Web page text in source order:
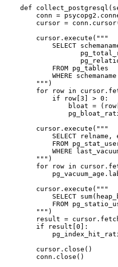
def
conn =
cursor =
        cursor.execute("""
SELECT
            FROM pg_tables
WHERE schemaname
        """)
for row in
            if row[3] > 0:
bloat =
        cursor.execute("""
SELECT relname,
FROM
WHERE
        """)
for row in
        cursor.execute("""
SELECT
FROM
        """)
result =
        if result[0]:
        cursor.close()
        conn.close()